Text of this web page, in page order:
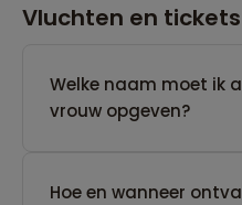
Vluchten en tickets
Welke naam moet ik
vrouw opgeven?
Hoe en wanneer